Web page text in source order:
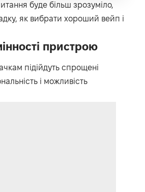
буде більш зрозуміло,
як вибрати хороший вейп і
пристрою
підійдуть спрощені
і можливість